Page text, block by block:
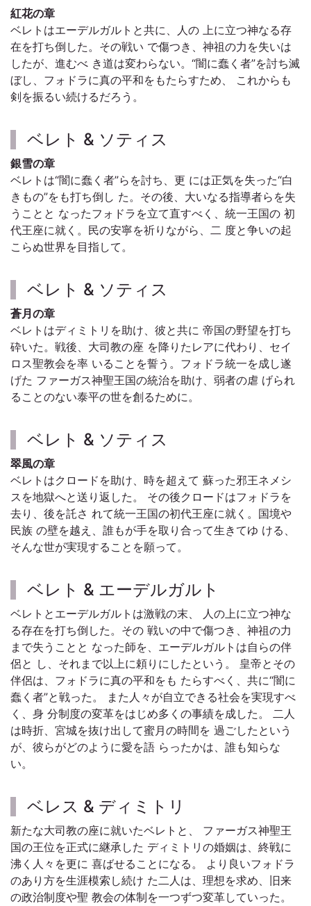
紅花の章
ベレトはエーデルガルトと共に、人の 上に立つ神なる存
在を打ち倒した。その戦い で傷つき、神祖の力を失いは
したが、進むべ き道は変わらない。“闇に蠢く者”を討ち滅
ぼし、フォドラに真の平和をもたらすため、 これからも
剣を振るい続けるだろう。
ベレト & ソティス
銀雪の章
ベレトは“闇に蠢く者”らを討ち、更 には正気を失った“白
きもの”をも打ち倒し た。その後、大いなる指導者らを失
うことと なったフォドラを立て直すべく、統一王国の 初
代王座に就く。民の安寧を祈りながら、二 度と争いの起
こらぬ世界を目指して。
ベレト & ソティス
蒼月の章
ベレトはディミトリを助け、彼と共に 帝国の野望を打ち
砕いた。戦後、大司教の座 を降りたレアに代わり、セイ
ロス聖教会を率 いることを誓う。フォドラ統一を成し遂
げた ファーガス神聖王国の統治を助け、弱者の虐 げられ
ることのない泰平の世を創るために。
ベレト & ソティス
翠風の章
ベレトはクロードを助け、時を超えて 蘇った邪王ネメシ
スを地獄へと送り返した。 その後クロードはフォドラを
去り、後を託さ れて統一王国の初代王座に就く。国境や
民族 の壁を越え、誰もが手を取り合って生きてゆ ける、
そんな世が実現することを願って。
ベレト & エーデルガルト
ベレトとエーデルガルトは激戦の末、 人の上に立つ神な
る存在を打ち倒した。その 戦いの中で傷つき、神祖の力
まで失うことと なった師を、エーデルガルトは自らの伴
侶と し、それまで以上に頼りにしたという。 皇帝とその
伴侶は、フォドラに真の平和をも たらすべく、共に“闇に
蠢く者”と戦った。 また人々が自立できる社会を実現すべ
く、身 分制度の変革をはじめ多くの事績を成した。 二人
は時折、宮城を抜け出して蜜月の時間を 過ごしたという
が、彼らがどのように愛を語 らったかは、誰も知らな
い。
ベレス & ディミトリ
新たな大司教の座に就いたベレトと、 ファーガス神聖王
国の王位を正式に継承した ディミトリの婚姻は、終戦に
沸く人々を更に 喜ばせることになる。 より良いフォドラ
のあり方を生涯模索し続け た二人は、理想を求め、旧来
の政治制度や聖 教会の体制を一つずつ変革していった。